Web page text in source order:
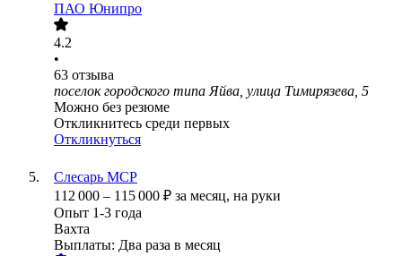
ПАО Юнипро
4.2
•
63 отзыва
поселок городского типа Яйва, улица Тимирязева, 5
Можно без резюме
Откликнитесь среди первых
Откликнуться
Слесарь МСР
112 000 – 115 000 ₽ за месяц, на руки
Опыт 1-3 года
Вахта
Выплаты: Два раза в месяц